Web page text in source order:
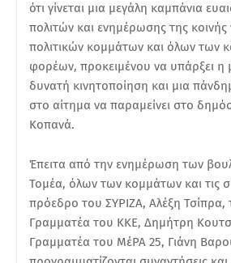
ότι γίνεται μια μεγάλη καμπάνια
πολιτών και ενημέρωσης της
πολιτικών κομμάτων και όλων των
φορέων, προκειμένου να υπάρξει η
δυνατή κινητοποίηση και μια
στο αίτημα να παραμείνει στο
Κοπανά.
Έπειτα από την ενημέρωση των
Τομέα, όλων των κομμάτων και τις
πρόεδρο του ΣΥΡΙΖΑ, Αλέξη Τσίπρα,
Γραμματέα του ΚΚΕ, Δημήτρη
Γραμματέα του ΜέΡΑ 25, Γιάνη